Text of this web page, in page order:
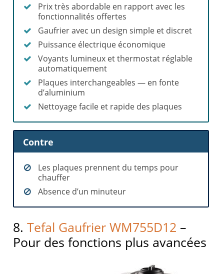
Prix très abordable en rapport avec les
fonctionnalités offertes
Gaufrier avec un design simple et discret
Puissance électrique économique
Voyants lumineux et thermostat réglable
automatiquement
Plaques interchangeables — en fonte
d’aluminium
Nettoyage facile et rapide des plaques
Contre
Les plaques prennent du temps pour
chauffer
Absence d’un minuteur
8.Tefal Gaufrier WM755D12 –
Pour des fonctions plus avancées